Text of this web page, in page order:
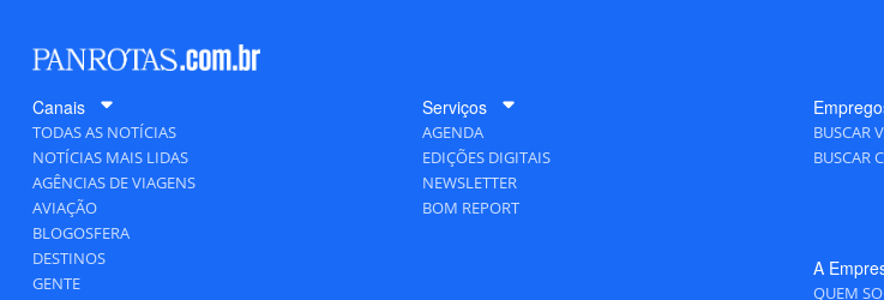
Canais
TODAS AS NOTÍCIAS
NOTÍCIAS MAIS LIDAS
AGÊNCIAS DE VIAGENS
AVIAÇÃO
BLOGOSFERA
DESTINOS
GENTE
Serviços
AGENDA
EDIÇÕES DIGITAIS
NEWSLETTER
BOM REPORT
BUSCAR
BUSCAR
A
QUEM